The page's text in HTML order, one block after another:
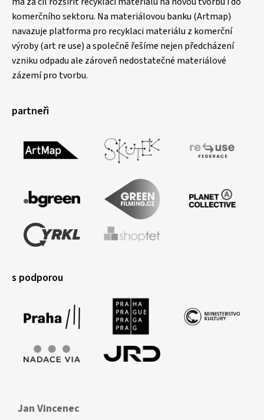
komerčního sektoru. Na materiálovou banku (Artmap)
navazuje platforma pro recyklaci materiálu z komerční
výroby (art re use) a společně řešíme nejen předcházení
vzniku odpadu ale zároveň nedostatečné materiálové
zázemí pro tvorbu.
partneři
s podporou
Jan Vincenec